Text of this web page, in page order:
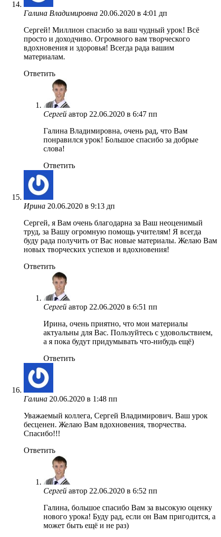
Галина Владимировна 20.06.2020 в 4:01 дп
Сергей! Миллион спасибо за ваш чудный урок! Всё
просто и доходчиво. Огромного вам творческого
вдохновения и здоровья! Всегда рада вашим
материалам.
Ответить
Сергей автор 22.06.2020 в 6:47 пп
Галина Владимировна, очень рад, что Вам
понравился урок! Большое спасибо за добрые
слова!
Ответить
Ирина 20.06.2020 в 9:13 дп
Сергей, я Вам очень благодарна за Ваш неоценимый
труд, за Вашу огромную помощь учителям! Я всегда
буду рада получить от Вас новые материалы. Желаю Вам
новых творческих успехов и вдохновения!
Ответить
Сергей автор 22.06.2020 в 6:51 пп
Ирина, очень приятно, что мои материалы
актуальны для Вас. Пользуйтесь с удовольствием,
а я пока будут придумывать что-нибудь ещё)
Ответить
Галина 20.06.2020 в 1:48 пп
Уважаемый коллега, Сергей Владимирович. Ваш урок
бесценен. Желаю Вам вдохновения, творчества.
Спасибо!!!
Ответить
Сергей автор 22.06.2020 в 6:52 пп
Галина, большое спасибо Вам за высокую оценку
нового урока! Буду рад, если он Вам пригодится, а
может быть ещё и не раз)